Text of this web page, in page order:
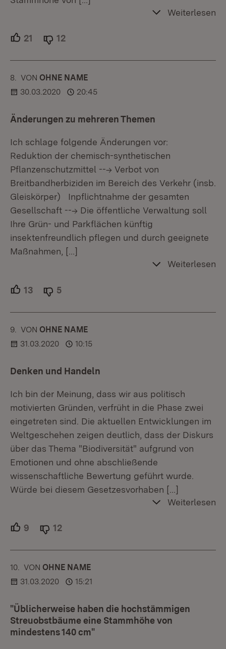
Weiterlesen
21 Unterstützer.
12
8. KOMMENTAR
VON :OHNE NAME
30.03.2020
20:45
Änderungen zu mehreren Themen
Ich schlage folgende Änderungen vor:
Reduktion der chemisch-synthetischen
Pflanzenschutzmittel ---> Verbot von
Breitbandherbiziden im Bereich des Verkehr (insb.
Gleiskörper) Inpflichtnahme der gesamten
Gesellschaft ---> Die öffentliche Verwaltung soll
Ihre Grün- und Parkflächen künftig
insektenfreundlich pflegen und durch geeignete
Maßnahmen,
[…]
Weiterlesen
13 Unterstützer.
5
9. KOMMENTAR
VON :OHNE NAME
31.03.2020
10:15
Denken und Handeln
Ich bin der Meinung, dass wir aus politisch
motivierten Gründen, verfrüht in die Phase zwei
eingetreten sind. Die aktuellen Entwicklungen im
Weltgeschehen zeigen deutlich, dass der Diskurs
über das Thema "Biodiversität" aufgrund von
Emotionen und ohne abschließende
wissenschaftliche Bewertung geführt wurde.
Würde bei diesem Gesetzesvorhaben […]
Weiterlesen
9 Unterstützer.
12
10. KOMMENTAR
VON :OHNE NAME
31.03.2020
15:21
"Üblicherweise haben die hochstämmigen
Streuobstbäume eine Stammhöhe von
mindestens 140 cm"